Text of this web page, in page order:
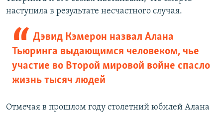
наступила в результате несчастного случая.
Дэвид Кэмерон назвал Алана
Тьюринга выдающимся человеком, чье
участие во Второй мировой войне спасло
жизнь тысяч людей
Отмечая в прошлом году столетний юбилей Алана